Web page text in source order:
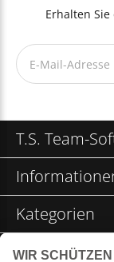
Erhalten
T.S. Team-
Kategorien
Kontakt